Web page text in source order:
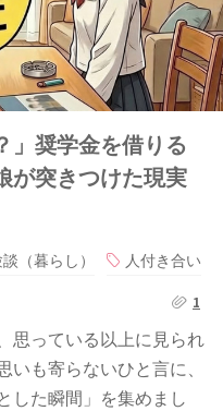
」奨学金を借りる
が突きつけた現実
（暮らし）
人付き合い
1
思っている以上に見られ
も寄らないひと言に、
した瞬間」を集めまし